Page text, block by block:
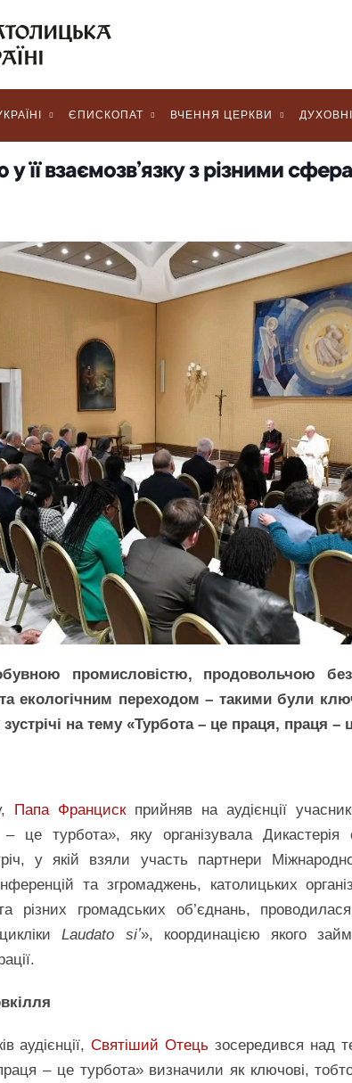
ЄПИСКОПАТ ВЧЕННЯ ЦЕРКВИ
її взаємозв’язку з різними
промисловістю, продовольчою
екологічним переходом – такими були
на тему «Турбота – це праця, праця –
Папа Францискприйняв на аудієнції
турбота», яку організувала Дикастерія
у якій взяли участь партнери Міжнародної
та згромаджень, католицьких
різних громадських об’єднань,
Laudato siʼ», координацією якого
аудієнції,Святіший Отець зосередився над
– це турбота» визначили як ключові,